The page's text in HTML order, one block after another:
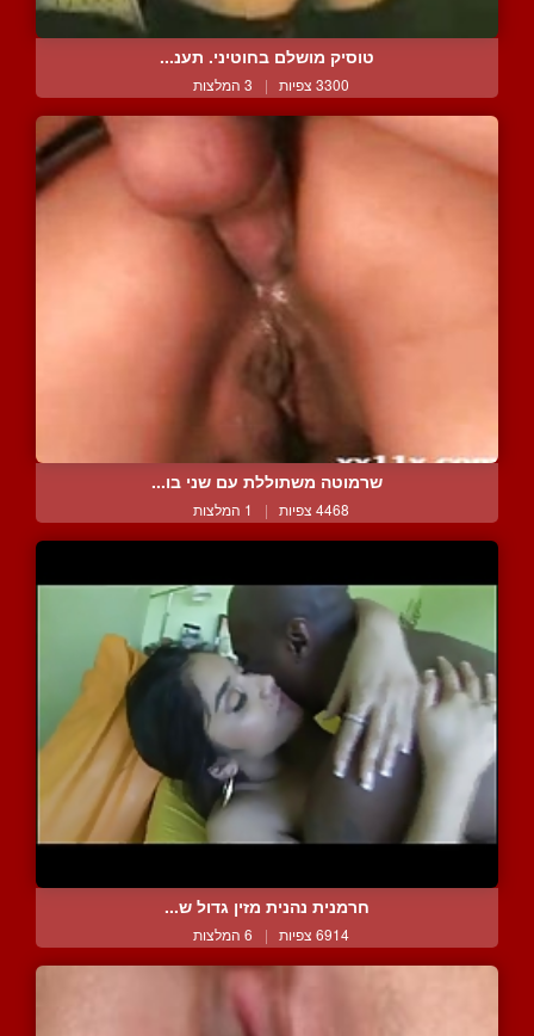
טוסיק מושלם בחוטיני. תענ...
3300 צפיות | 3 המלצות
שרמוטה משתוללת עם שני בו...
4468 צפיות | 1 המלצות
חרמנית נהנית מזין גדול ש...
6914 צפיות | 6 המלצות